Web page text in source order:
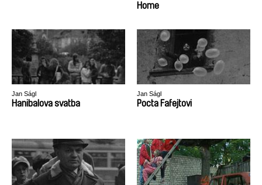
Home
Jan Ságl
Hanibalova svatba
Jan Ságl
Pocta Fafejtovi